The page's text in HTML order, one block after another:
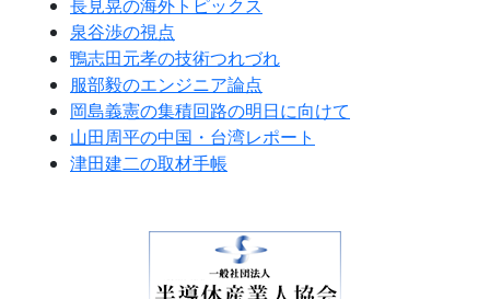
長見晃の海外トピックス
泉谷渉の視点
鴨志田元孝の技術つれづれ
服部毅のエンジニア論点
岡島義憲の集積回路の明日に向けて
山田周平の中国・台湾レポート
津田建二の取材手帳